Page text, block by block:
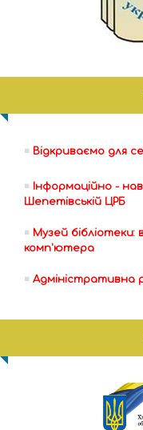
Відкриваємо для
Інформаційно -
Шепетівській ЦРБ
Музей бібліотеки:
комп'ютера
Адміністративна